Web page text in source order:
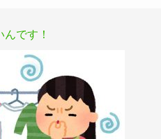
んです！